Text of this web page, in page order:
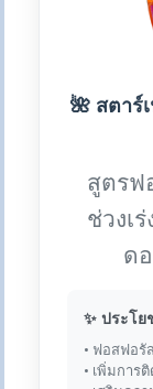
🌺 สตาร์
สูตรฟ
ช่วงเ
ด
✨ ประโ
• ฟอสฟอรั
• เพิ่มการ